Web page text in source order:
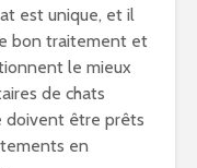
est unique, et il
bon traitement et
le mieux
de chats
doivent être prêts
en